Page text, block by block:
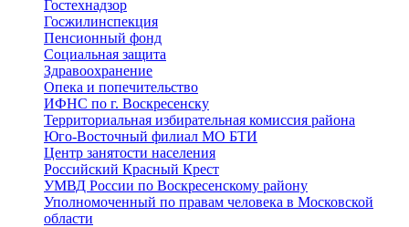
Гостехнадзор
Госжилинспекция
Пенсионный фонд
Социальная защита
Здравоохранение
Опека и попечительство
ИФНС по г. Воскресенску
Территориальная избирательная комиссия района
Юго-Восточный филиал МО БТИ
Центр занятости населения
Российский Красный Крест
УМВД России по Воскресенскому району
Уполномоченный по правам человека в Московской
области